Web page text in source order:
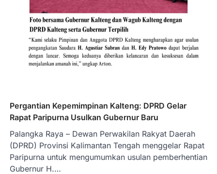
Pergantian Kepemimpinan Kalteng: DPRD Gelar
Rapat Paripurna Usulkan Gubernur Baru
Palangka Raya – Dewan Perwakilan Rakyat Daerah
(DPRD) Provinsi Kalimantan Tengah menggelar Rapat
Paripurna untuk mengumumkan usulan pemberhentian
Gubernur H.…